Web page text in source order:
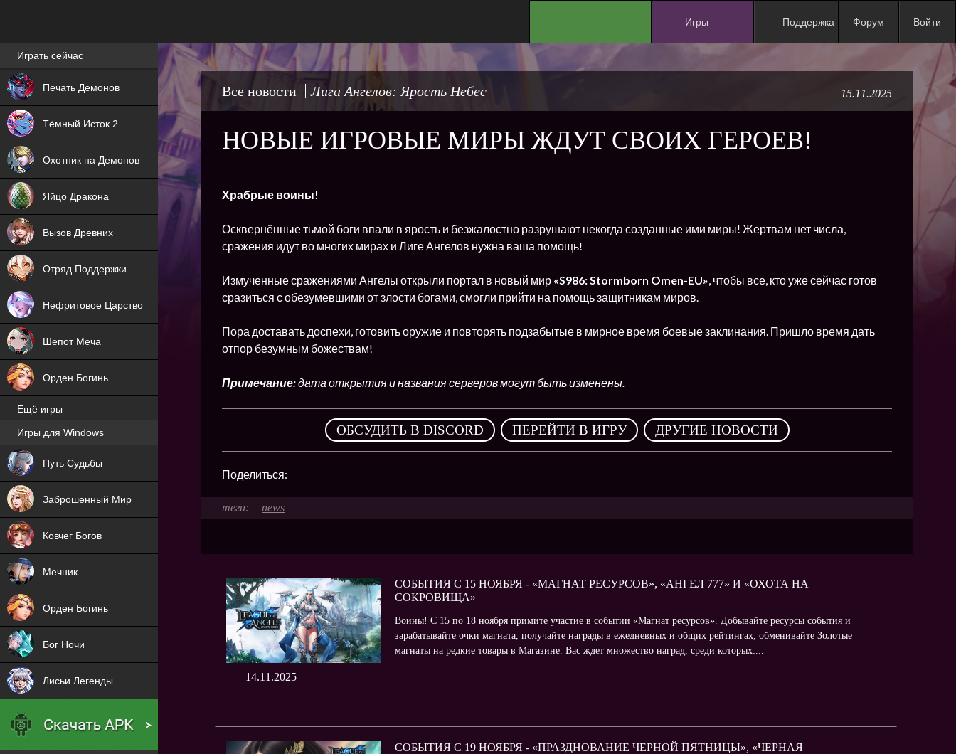
Игры Поддержка Форум Войти
Все новости Лига Ангелов: Ярость Небес 15.11.2025
НОВЫЕ ИГРОВЫЕ МИРЫ ЖДУТ СВОИХ ГЕРОЕВ!
Храбрые воины!
Осквернённые тьмой боги впали в ярость и безжалостно разрушают некогда созданные ими миры! Жертвам нет числа,
сражения идут во многих мирах и Лиге Ангелов нужна ваша помощь!
Измученные сражениями Ангелы открыли портал в новый мир «S986: Stormborn Omen-EU», чтобы все, кто уже сейчас готов
сразиться с обезумевшими от злости богами, смогли прийти на помощь защитникам миров.
Пора доставать доспехи, готовить оружие и повторять подзабытые в мирное время боевые заклинания. Пришло время дать
отпор безумным божествам!
Примечание:дата открытия и названия серверов могут быть изменены.
ОБСУДИТЬ В DISCORD , ПЕРЕЙТИ В ИГРУ , ДРУГИЕ НОВОСТИ
Поделиться:
news
14.11.2025
СОБЫТИЯ С 15 НОЯБРЯ - «МАГНАТ РЕСУРСОВ», «АНГЕЛ 777» И «ОХОТА НА
СОКРОВИЩА»
Воины! С 15 по 18 ноября примите участие в событии «Магнат ресурсов». Добывайте ресурсы события и
зарабатывайте очки магната, получайте награды в ежедневных и общих рейтингах, обменивайте Золотые
магнаты на редкие товары в Магазине. Вас ждет множество наград, среди которых:...
СОБЫТИЯ С 19 НОЯБРЯ - «ПРАЗДНОВАНИЕ ЧЕРНОЙ ПЯТНИЦЫ», «ЧЕРНАЯ
Лучшие игры онлайн
Играть сейчас
Печать Демонов
NEW
Тёмный Исток 2
NEW
Охотник на Демонов
ХИТ
Яйцо Дракона
NEW
Вызов Древних
ХИТ
Отряд Поддержки
ХИТ
Нефритовое Царство
Шепот Меча
Орден Богинь
Ещё игры
Игры для Windows
Путь Судьбы
Заброшенный Мир
NEW
Ковчег Богов
Мечник
Орден Богинь
Бог Ночи
Лисьи Легенды